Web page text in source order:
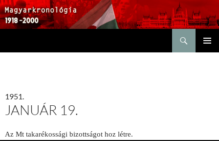
1951.
JANUÁR 19.
Az Mt takarékossági bizottságot hoz létre.